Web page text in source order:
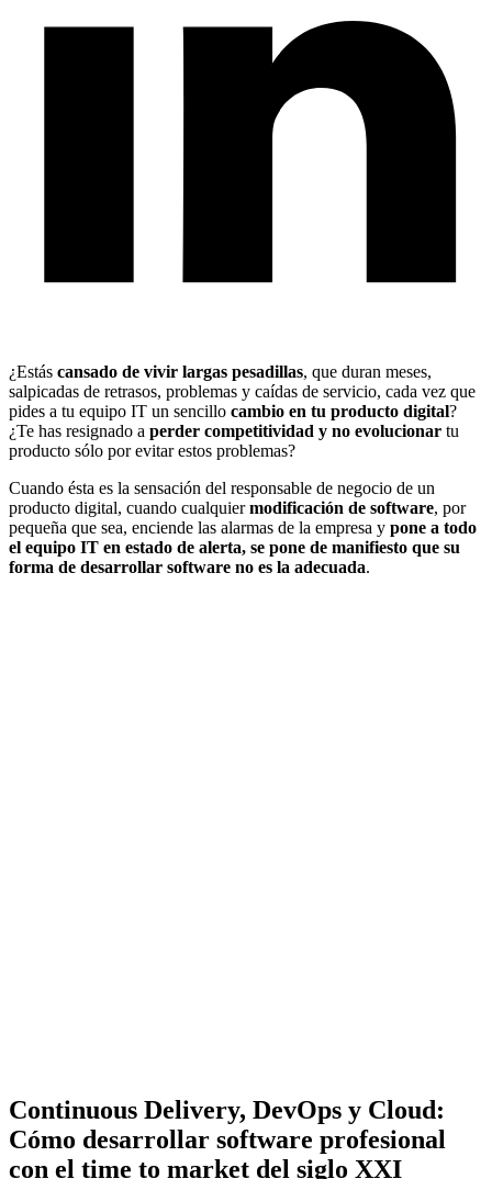
¿Estás cansado de vivir largas pesadillas, que duran meses,
salpicadas de retrasos, problemas y caídas de servicio, cada vez que
pides a tu equipo IT un sencillo cambio en tu producto digital?
¿Te has resignado a perder competitividad y no evolucionar tu
producto sólo por evitar estos problemas?
Cuando ésta es la sensación del responsable de negocio de un
producto digital, cuando cualquiermodificación de software, por
pequeña que sea, enciende las alarmas de la empresa y pone a todo
el equipo IT en estado de alerta, se pone de manifiesto que su
forma de desarrollar software no es la adecuada.
Continuous Delivery, DevOps y Cloud:
Cómo desarrollar software profesional
con el time to market del siglo XXI